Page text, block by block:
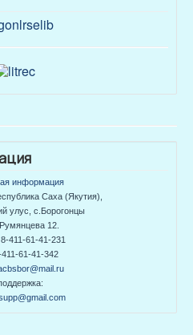
информация
Саха (Якутия),
улус, с.Борогонцы
12.
8-411-61-41-231
61-41-342